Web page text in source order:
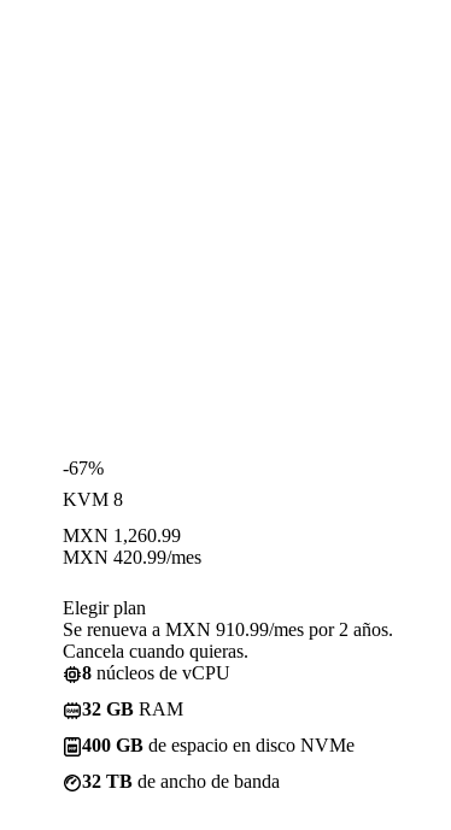
-67%
KVM 8
MXN 1,260.99
MXN 420.99/mes
Elegir plan
Se renueva a MXN 910.99/mes por 2 años.
Cancela cuando quieras.
8 núcleos de vCPU
32 GB RAM
400 GB de espacio en disco NVMe
32 TB de ancho de banda